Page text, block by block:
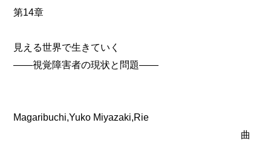
第14章
見える世界で生きていく
――視覚障害者の現状と問題――
Magaribuchi,Yuko Miyazaki,Rie
曲